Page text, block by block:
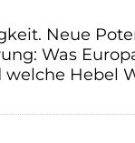
Neue
Was
Hebel